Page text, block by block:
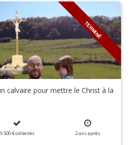
TERMINÉ
calvaire pour mettre le Christ à la
5 500 €collectés 2ansaprès